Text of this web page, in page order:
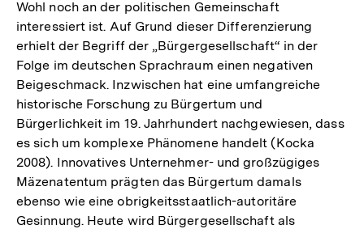
Wohl noch an der politischen Gemeinschaft
interessiert ist. Auf Grund dieser Differenzierung
erhielt der Begriff der „Bürgergesellschaft“ in der
Folge im deutschen Sprachraum einen negativen
Beigeschmack. Inzwischen hat eine umfangreiche
historische Forschung zu Bürgertum und
Bürgerlichkeit im 19. Jahrhundert nachgewiesen, dass
es sich um komplexe Phänomene handelt (Kocka
2008). Innovatives Unternehmer- und großzügiges
Mäzenatentum prägten das Bürgertum damals
ebenso wie eine obrigkeitsstaatlich-autoritäre
Gesinnung. Heute wird Bürgergesellschaft als